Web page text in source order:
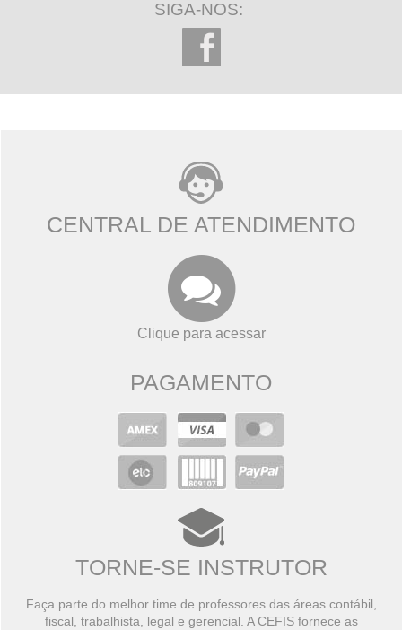
SIGA-NOS:
CENTRAL DE ATENDIMENTO
Clique para acessar
PAGAMENTO
TORNE-SE INSTRUTOR
Faça parte do melhor time de professores das áreas contábil,
fiscal, trabalhista, legal e gerencial. A CEFIS fornece as